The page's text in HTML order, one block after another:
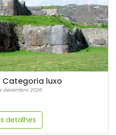
luxo
dezembro 2026
detalhes